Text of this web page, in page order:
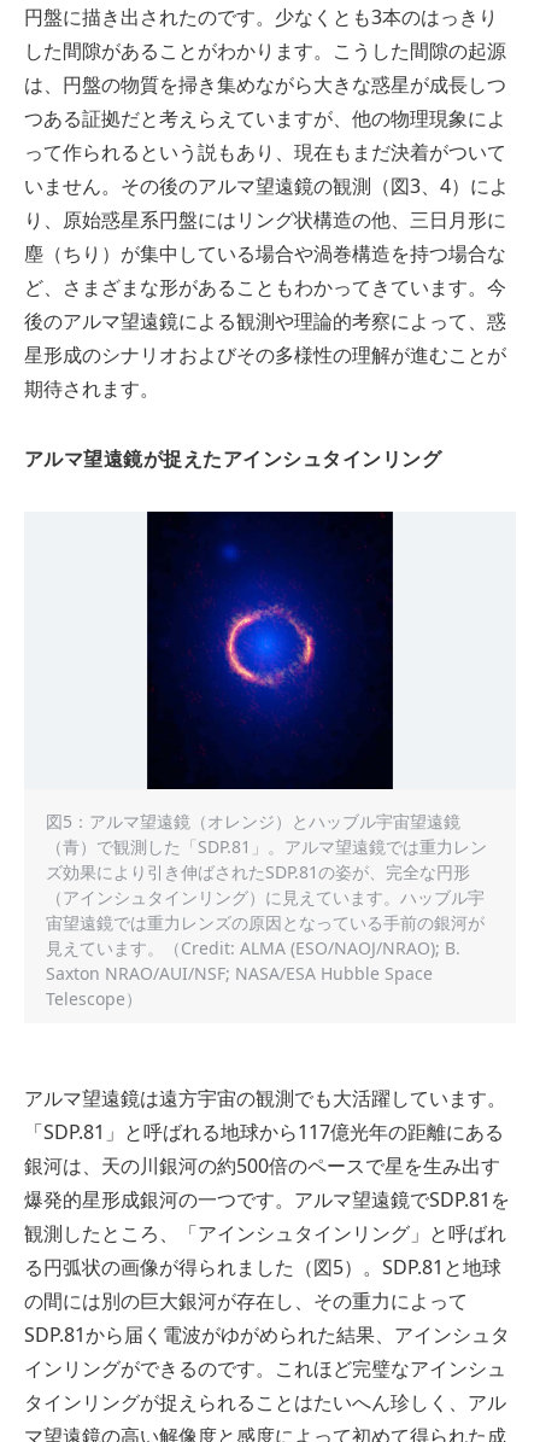
円盤に描き出されたのです。少なくとも3本のはっきり
した間隙があることがわかります。こうした間隙の起源
は、円盤の物質を掃き集めながら大きな惑星が成長しつ
つある証拠だと考えらえていますが、他の物理現象によ
って作られるという説もあり、現在もまだ決着がついて
いません。その後のアルマ望遠鏡の観測（図3、4）によ
り、原始惑星系円盤にはリング状構造の他、三日月形に
塵（ちり）が集中している場合や渦巻構造を持つ場合な
ど、さまざまな形があることもわかってきています。今
後のアルマ望遠鏡による観測や理論的考察によって、惑
星形成のシナリオおよびその多様性の理解が進むことが
期待されます。
アルマ望遠鏡が捉えたアインシュタインリング
図5：アルマ望遠鏡（オレンジ）とハッブル宇宙望遠鏡
（青）で観測した「SDP.81」。アルマ望遠鏡では重力レン
ズ効果により引き伸ばされたSDP.81の姿が、完全な円形
（アインシュタインリング）に見えています。ハッブル宇
宙望遠鏡では重力レンズの原因となっている手前の銀河が
見えています。（Credit: ALMA (ESO/NAOJ/NRAO); B.
Saxton NRAO/AUI/NSF; NASA/ESA Hubble Space
Telescope）
アルマ望遠鏡は遠方宇宙の観測でも大活躍しています。
「SDP.81」と呼ばれる地球から117億光年の距離にある
銀河は、天の川銀河の約500倍のペースで星を生み出す
爆発的星形成銀河の一つです。アルマ望遠鏡でSDP.81を
観測したところ、「アインシュタインリング」と呼ばれ
る円弧状の画像が得られました（図5）。SDP.81と地球
の間には別の巨大銀河が存在し、その重力によって
SDP.81から届く電波がゆがめられた結果、アインシュタ
インリングができるのです。これほど完璧なアインシュ
タインリングが捉えられることはたいへん珍しく、アル
マ望遠鏡の高い解像度と感度によって初めて得られた成